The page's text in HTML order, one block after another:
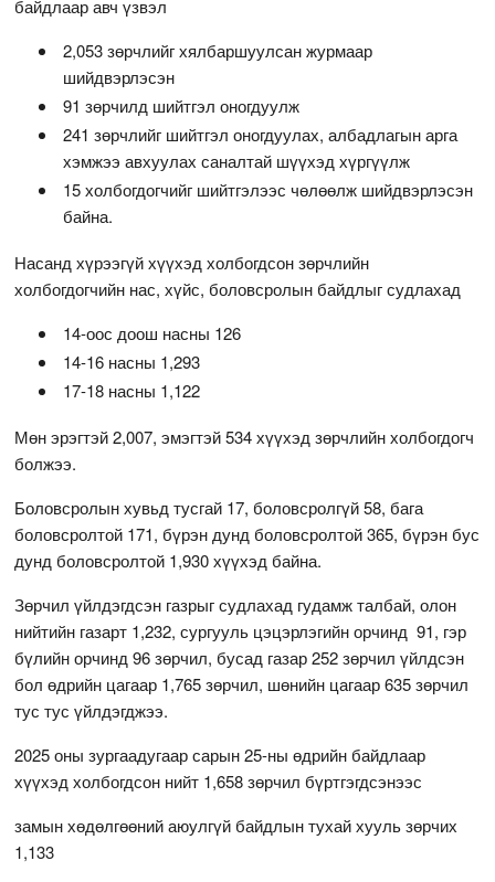
байдлаар авч үзвэл
2,053 зөрчлийг хялбаршуулсан журмаар
шийдвэрлэсэн
91 зөрчилд шийтгэл оногдуулж
241 зөрчлийг шийтгэл оногдуулах, албадлагын арга
хэмжээ авхуулах саналтай шүүхэд хүргүүлж
15 холбогдогчийг шийтгэлээс чөлөөлж шийдвэрлэсэн
байна.
Насанд хүрээгүй хүүхэд холбогдсон зөрчлийн
холбогдогчийн нас, хүйс, боловсролын байдлыг судлахад
14-оос доош насны 126
14-16 насны 1,293
17-18 насны 1,122
Мөн эрэгтэй 2,007, эмэгтэй 534 хүүхэд зөрчлийн холбогдогч
болжээ.
Боловсролын хувьд тусгай 17, боловсролгүй 58, бага
боловсролтой 171, бүрэн дунд боловсролтой 365, бүрэн бус
дунд боловсролтой 1,930 хүүхэд байна.
Зөрчил үйлдэгдсэн газрыг судлахад гудамж талбай, олон
нийтийн газарт 1,232, сургууль цэцэрлэгийн орчинд 91, гэр
бүлийн орчинд 96 зөрчил, бусад газар 252 зөрчил үйлдсэн
бол өдрийн цагаар 1,765 зөрчил, шөнийн цагаар 635 зөрчил
тус тус үйлдэгджээ.
2025 оны зургаадугаар сарын 25-ны өдрийн байдлаар
хүүхэд холбогдсон нийт 1,658 зөрчил бүртгэгдсэнээс
замын хөдөлгөөний аюулгүй байдлын тухай хууль зөрчих
1,133